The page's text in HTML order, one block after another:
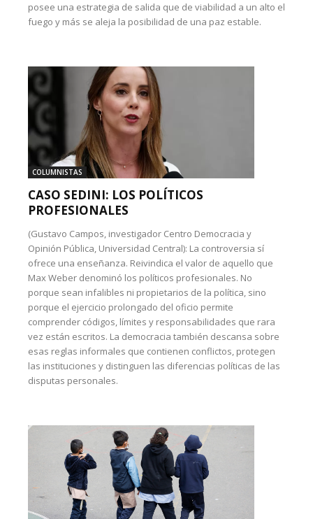
posee una estrategia de salida que de viabilidad a un alto el
fuego y más se aleja la posibilidad de una paz estable.
COLUMNISTAS
CASO SEDINI: LOS POLÍTICOS
PROFESIONALES
(Gustavo Campos, investigador Centro Democracia y
Opinión Pública, Universidad Central): La controversia sí
ofrece una enseñanza. Reivindica el valor de aquello que
Max Weber denominó los políticos profesionales. No
porque sean infalibles ni propietarios de la política, sino
porque el ejercicio prolongado del oficio permite
comprender códigos, límites y responsabilidades que rara
vez están escritos. La democracia también descansa sobre
esas reglas informales que contienen conflictos, protegen
las instituciones y distinguen las diferencias políticas de las
disputas personales.